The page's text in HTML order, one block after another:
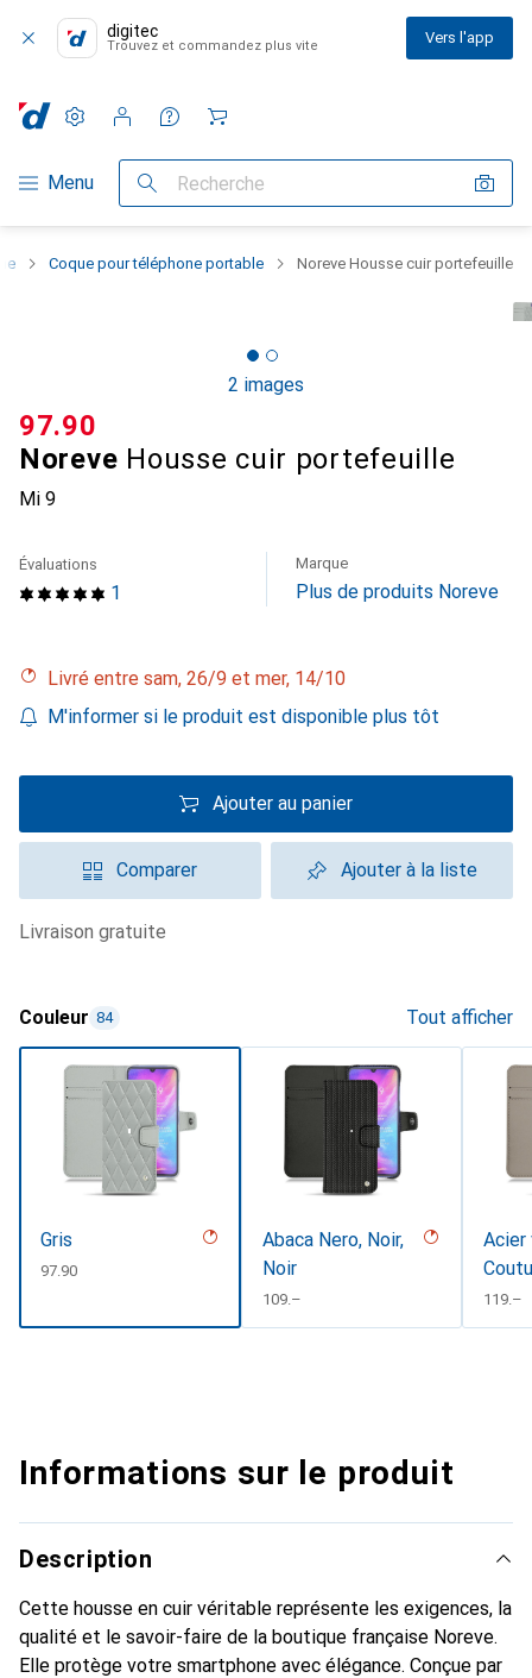
digitec
Trouvez et commandez plus vite Vers l'app
Navigation par catégorie
Menu Recherche
Paramètres
Compte client
Listes de comparaison
Listes d'envies
Panier
Coque pour téléphone portable Noreve Housse cuir portefeuille
2 images
Noreve Housse cuir portefeuille
Mi 9
CHF
97.90
1
Évaluations Marque
Plus de produits Noreve
Livré entre sam, 26/9 et mer, 14/10
M'informer si le produit est disponible plus tôt
Ajouter au panier
Comparer Ajouter à la liste
livraison gratuite
Couleur 84 Tout afficher
Gris
CHF
97.90
Abaca Nero, Noir,
Noir
CHF
109.–
Acier
CHF
119.–
Informations sur le produit
Description
Cette housse en cuir véritable représente les exigences, la
qualité et le savoir-faire de la boutique française Noreve.
Elle protège votre smartphone avec élégance. Conçue par